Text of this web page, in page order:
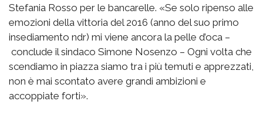
Stefania Rosso per le bancarelle. «Se solo ripenso alle
emozioni della vittoria del 2016 (anno del suo primo
insediamento ndr) mi viene ancora la pelle d’oca –
conclude il sindaco Simone Nosenzo – Ogni volta che
scendiamo in piazza siamo tra i più temuti e apprezzati,
non è mai scontato avere grandi ambizioni e
accoppiate forti».